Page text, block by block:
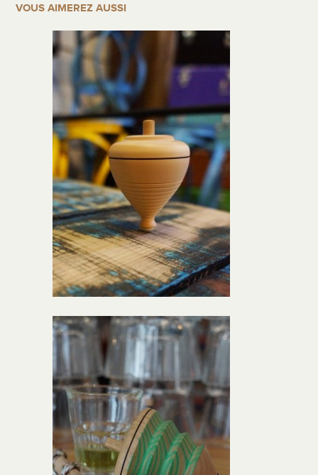
VOUS AIMEREZ AUSSI